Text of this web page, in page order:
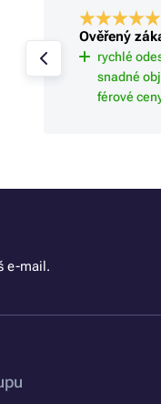
Ověřený
rychlé
snadné
férové
e-mail.